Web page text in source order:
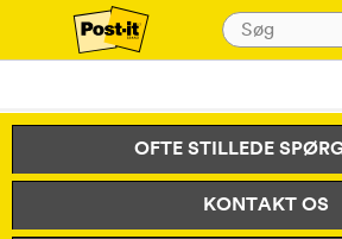
OFTE STILLEDE
KONTAKT OS